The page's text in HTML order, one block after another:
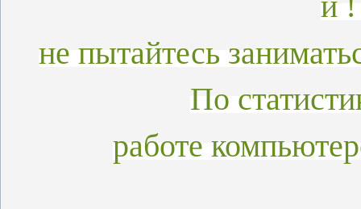
не пытайтесь
По
работе